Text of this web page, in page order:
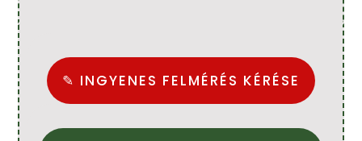
✎ INGYENES FELMÉRÉS KÉRÉSE